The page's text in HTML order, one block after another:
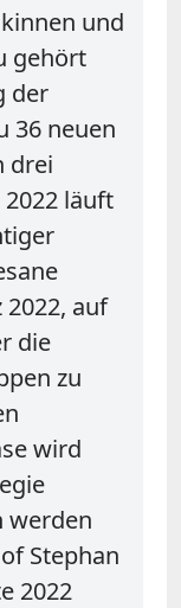
und
gehört
der
36 neuen
drei
läuft
auf
die
zu
wird
werden
Stephan
2022